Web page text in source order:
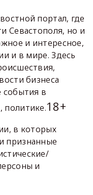
портал, где
Севастополя, но и
и интересное,
и в мире. Здесь
бизнеса
в
политике.18+
в которых
признанные
и